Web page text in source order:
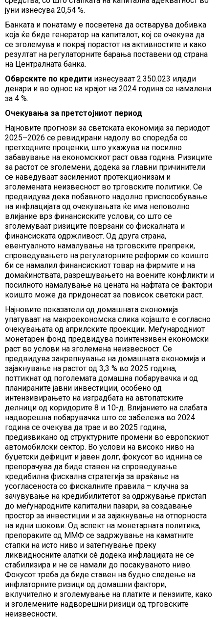
јуни изнесува 20,54 %.
Банката и понатаму е посветена да остварува добивка
која ќе биде генератор на капиталот, кој се очекува да
се зголемува и покрај порастот на активностите и како
резултат на регулаторните барања поставени од страна
на Централната банка.
Обврските по кредити изнесуваат 2.350.023 илјади
денари и во однос на крајот на 2024 година се намалени
за 4 %.
Очекувања за претстојниот период
Најновите прогнози за светската економија за периодот
2025–2026 се ревидирани надолу во споредба со
претходните проценки, што укажува на посилно
забавување на економскиот раст оваа година. Ризиците
за растот се зголемени, додека за главни причинители
се наведуваат засилениот протекционизам и
зголемената неизвесност во трговските политики. Се
предвидува дека побавното надолно приспособување
на инфлацијата од очекувањата ќе има неповолно
влијание врз финансиските услови, со што се
зголемуваат ризиците поврзани со фискалната и
финансиската одржливост. Од друга страна,
евентуалното намалување на трговските препреки,
спроведувањето на регулаторните реформи со коишто
би се намалил финансискиот товар на фирмите и на
домаќинствата, разрешувањето на воените конфликти и
посилното намалување на цената на нафтата се фактори
коишто може да придонесат за повисок светски раст.
Најновите показатели од домашната економија
упатуваат на макроекономска слика којашто е согласно
очекувањата од априлските проекции. Меѓународниот
монетарен фонд предвидува поинтензивен економски
раст во услови на зголемена неизвесност. Се
предвидува закрепнување на домашната економија и
зајакнување на растот од 3,3 % во 2025 година,
поттикнат од поголемата домашна побарувачка и од
планираните јавни инвестиции, особено од
интензивирањето на изградбата на автопатските
делници од коридорите 8 и 10-д. Влијанието на слабата
надворешна побарувачка што се забележа во 2024
година се очекува да трае и во 2025 година,
предизвикано од структурните промени во европскиот
автомобилски сектор. Во услови на високо ниво на
буџетски дефицит и јавен долг, фокусот во иднина се
препорачува да биде ставен на спроведување
кредибилна фискална стратегија за враќање на
усогласеноста со фискалните правила – клучна за
зачувување на кредибилитетот за одржување пристап
до меѓународните капитални пазари, за создавање
простор за инвестиции и за зајакнување на отпорноста
на идни шокови. Од аспект на монетарната политика,
препораките од ММФ се задржување на каматните
стапки на исто ниво и затегнување преку
ликвидносните алатки сè додека инфлацијата не се
стабилизира и не се намали до посакуваното ниво.
Фокусот треба да биде ставен на будно следење на
инфлаторните ризици од домашни фактори,
вклучително и зголемување на платите и пензиите, како
и зголемените надворешни ризици од трговските
неизвесности.